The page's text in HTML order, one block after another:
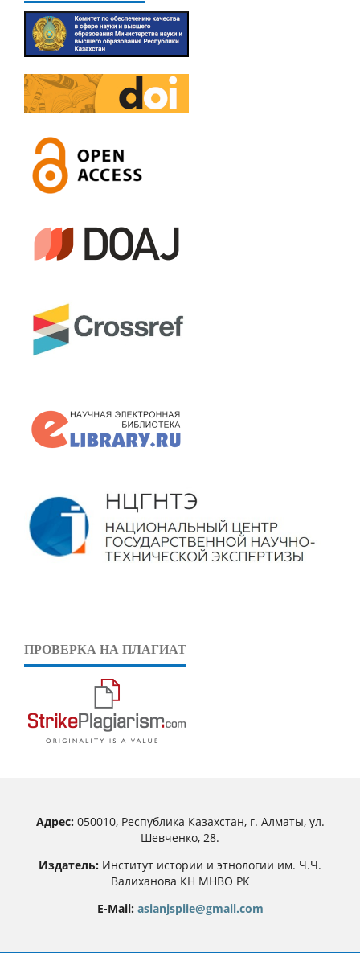
ПРОВЕРКА НА ПЛАГИАТ
Адрес:050010, Республика Казахстан, г. Алматы, ул.
Шевченко, 28.
Издатель: Институт истории и этнологии им. Ч.Ч.
Валиханова КН МНВО РК
E-Mail: asianjspiie@gmail.com